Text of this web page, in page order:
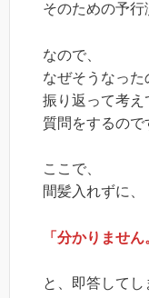
そのための予行
なので、
なぜそうなった
振り返って考え
質問をするので
ここで、
間髪入れずに、
「分かりません
と、即答してし